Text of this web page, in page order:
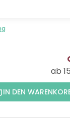
ab
IN DEN